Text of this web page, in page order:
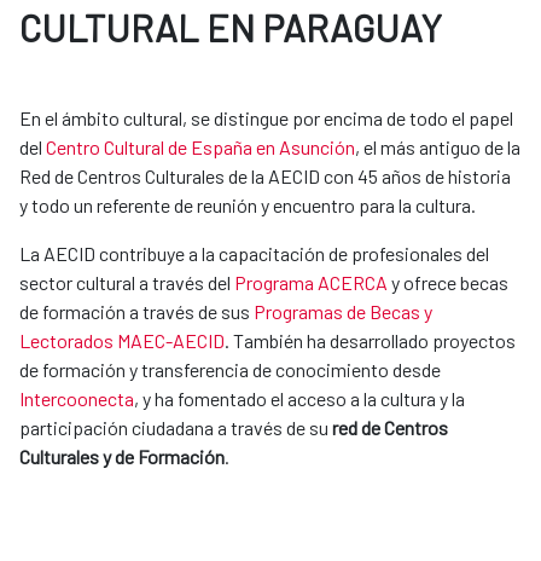
CULTURAL EN PARAGUAY
En el ámbito cultural, se distingue por encima de todo el papel
del Centro Cultural de España en Asunción, el más antiguo de la
Red de Centros Culturales de la AECID con 45 años de historia
y todo un referente de reunión y encuentro para la cultura.
La AECID contribuye a la capacitación de profesionales del
sector cultural a través del Programa ACERCA y ofrece becas
de formación a través de sus Programas de Becas y
Lectorados MAEC-AECID. También ha desarrollado proyectos
de formación y transferencia de conocimiento desde
Intercoonecta, y ha fomentado el acceso a la cultura y la
participación ciudadana a través de su red de Centros
Culturales y de Formación.